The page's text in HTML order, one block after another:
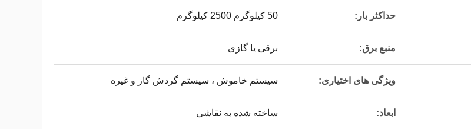
حداکثر بار: 50 کیلوگرم 2500 کیلوگرم
منبع برق: برقی یا گازی
ویژگی های اختیاری: سیستم خاموش ، سیستم گردش گاز و غیره
ابعاد: ساخته شده به نقاشی